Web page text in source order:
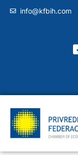
info@kfbih.com